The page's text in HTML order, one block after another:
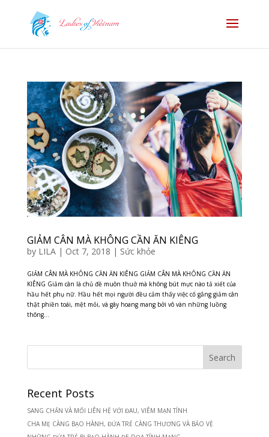
GIẢM CÂN MÀ KHÔNG CẦN ĂN KIÊNG
by LILA| Oct 7, 2018 | Sức khỏe
GIẢM CÂN MÀ KHÔNG CẦN ĂN KIÊNG GIẢM CÂN MÀ KHÔNG CẦN ĂN
KIÊNG Giảm cân là chủ đề muôn thuở mà không bút mực nào tả xiết của
hầu hết phụ nữ. Hầu hết mọi người đều cảm thấy việc cố gắng giảm cân
thật phiền toái, mệt mỏi, và gây hoang mang bởi vô vàn những luồng
thông...
Recent Posts
SANG CHẤN VÀ MỐI LIÊN HỆ VỚI ĐAU, VIÊM MẠN TÍNH
CHA MẸ CÀNG BẠO HÀNH, ĐỨA TRẺ CÀNG THƯƠNG VÀ BẢO VỆ